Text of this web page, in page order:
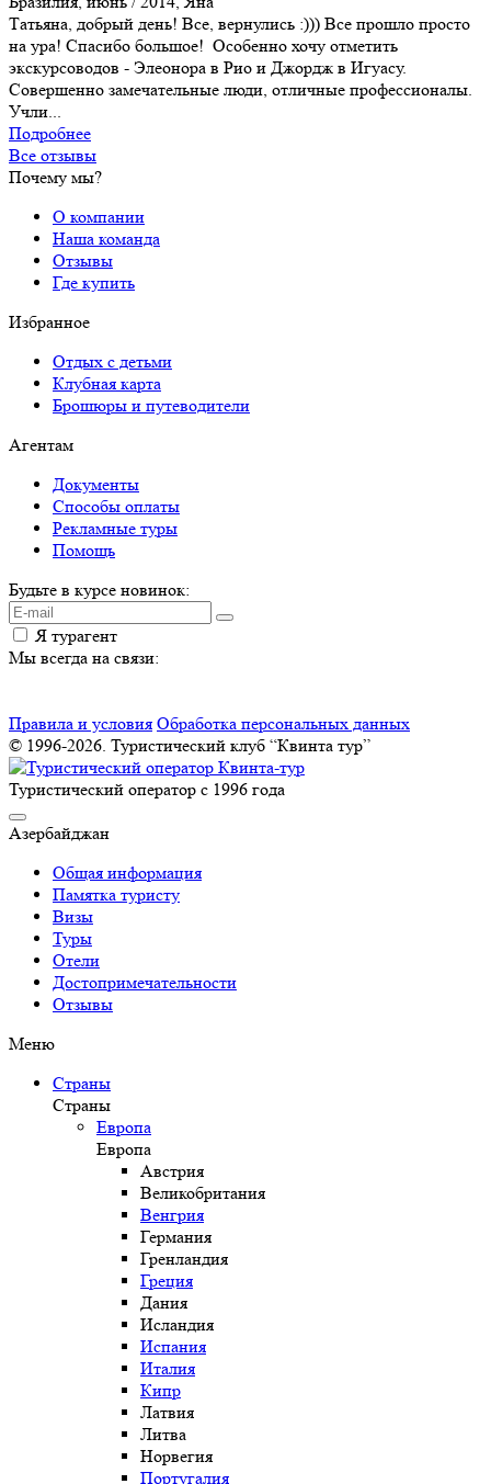
Татьяна, добрый день! Все, вернулись :))) Все прошло просто
на ура! Спасибо большое! Особенно хочу отметить
экскурсоводов - Элеонора в Рио и Джордж в Игуасу.
Совершенно замечательные люди, отличные профессионалы.
Учли...
Подробнее
Все отзывы
Почему мы?
О компании
Наша команда
Отзывы
Где купить
Избранное
Отдых с детьми
Клубная карта
Брошюры и путеводители
Агентам
Документы
Способы оплаты
Рекламные туры
Помощь
Будьте в курсе новинок:
Я турагент
Мы всегда на связи:
Правила и условия Обработка персональных данных
© 1996-2026. Туристический клуб “Квинта тур”
Туристический оператор с 1996 года
Азербайджан
Общая информация
Памятка туристу
Визы
Туры
Отели
Достопримечательности
Отзывы
Меню
Страны
Страны
Европа
Европа
Австрия
Великобритания
Венгрия
Германия
Гренландия
Греция
Дания
Исландия
Испания
Италия
Кипр
Латвия
Литва
Норвегия
Португалия